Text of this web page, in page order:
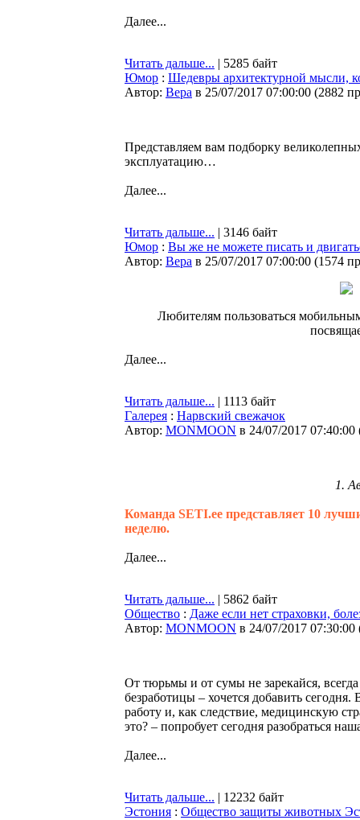
Далее...
Читать дальше... | 5285 байт
Юмор : Шедевры архитектурной мысли,
Автор: Bepa в 25/07/2017 07:00:00 (2882
Представляем вам подборку
эксплуатацию…
Далее...
Читать дальше... | 3146 байт
Юмор : Вы же не можете писать и
Автор: Bepa в 25/07/2017 07:00:00 (1574
Любителям пользоваться
Далее...
Читать дальше... | 1113 байт
Галерея : Нарвский свежачок
Автор: MONMOON в 24/07/2017 07:40:00
1.
Команда SETI.ee представляет 10
неделю.
Далее...
Читать дальше... | 5862 байт
Общество : Даже если нет страховки,
Автор: MONMOON в 24/07/2017 07:30:00
От тюрьмы и от сумы не зарекайся,
безработицы – хочется добавить
работу и, как следствие, медицинскую
это? – попробует сегодня разобраться
Далее...
Читать дальше... | 12232 байт
Эстония : Общество защиты животных